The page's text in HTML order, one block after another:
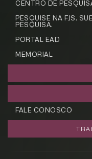
CENTRO DE
PESQUISE NA FJS.
PESQUISA.
PORTAL EAD
MEMORIAL
FALE CONOSCO